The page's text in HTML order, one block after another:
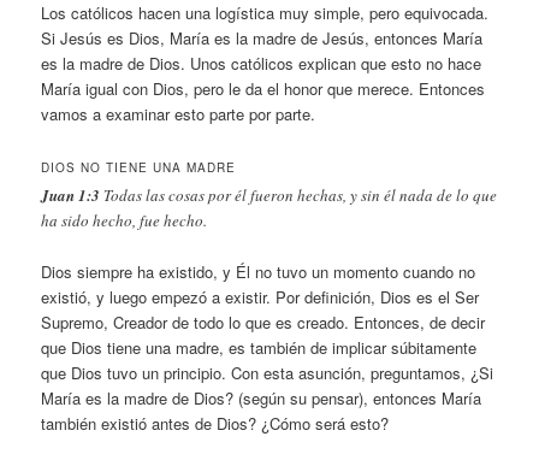
Los católicos hacen una logística muy simple, pero equivocada.
Si Jesús es Dios, María es la madre de Jesús, entonces María
es la madre de Dios. Unos católicos explican que esto no hace
María igual con Dios, pero le da el honor que merece. Entonces
vamos a examinar esto parte por parte.
DIOS NO TIENE UNA MADRE
Juan 1:3 Todas las cosas por él fueron hechas, y sin él nada de lo que
ha sido hecho, fue hecho.
Dios siempre ha existido, y Él no tuvo un momento cuando no
existió, y luego empezó a existir. Por definición, Dios es el Ser
Supremo, Creador de todo lo que es creado. Entonces, de decir
que Dios tiene una madre, es también de implicar súbitamente
que Dios tuvo un principio. Con esta asunción, preguntamos, ¿Si
María es la madre de Dios? (según su pensar), entonces María
también existió antes de Dios? ¿Cómo será esto?